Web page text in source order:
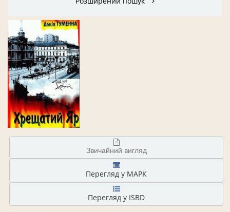
Звичайний вигляд
Перегляд у МАРК
Перегляд у ISBD